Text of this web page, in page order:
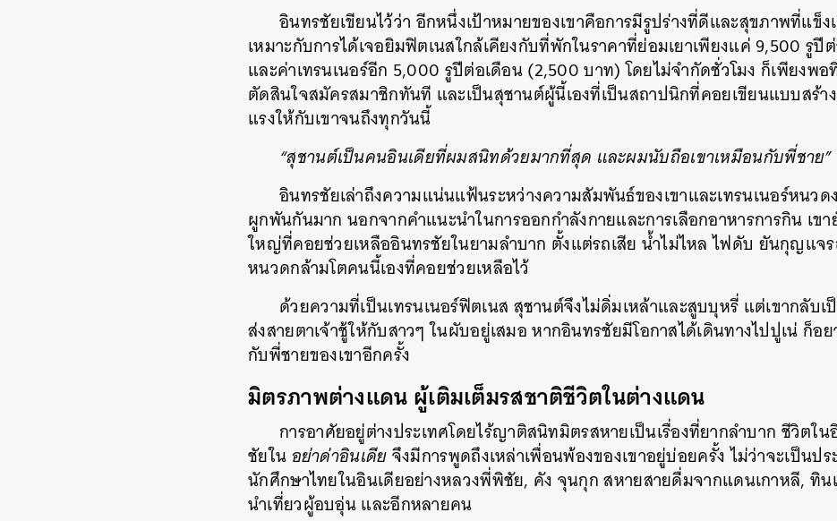
อินทรชัยเขียนไว้ว่า อีกหนึ่งเป้าหมายของเขาคือการมีรูปร่างที่ดีและสุขภาพที่แข็ง
เหมาะกับการได้เจอยิมฟิตเนสใกล้เคียงกับที่พักในราคาที่ย่อมเยาเพียงแค่ 9,500 รูปี
และค่าเทรนเนอร์อีก 5,000 รูปีต่อเดือน (2,500 บาท) โดยไม่จำกัดชั่วโมง ก็เพียงพอ
ตัดสินใจสมัครสมาชิกทันที และเป็นสุชานต์ผู้นี้เองที่เป็นสถาปนิกที่คอยเขียนแบบสร้า
แรงให้กับเขาจนถึงทุกวันนี้
“สุชานต์เป็นคนอินเดียที่ผมสนิทด้วยมากที่สุด และผมนับถือเขาเหมือนกับพี่ชาย”
อินทรชัยเล่าถึงความแน่นแฟ้นระหว่างความสัมพันธ์ของเขาและเทรนเนอร์หนว
ผูกพันกันมาก นอกจากคำแนะนำในการออกกำลังกายและการเลือกอาหารการกิน เข
ใหญ่ที่คอยช่วยเหลืออินทรชัยในยามลำบาก ตั้งแต่รถเสีย น้ำไม่ไหล ไฟดับ ยันกุญแจ
หนวดกล้ามโตคนนี้เองที่คอยช่วยเหลือไว้
ด้วยความที่เป็นเทรนเนอร์ฟิตเนส สุชานต์จึงไม่ดิ่มเหล้าและสูบบุหรี่ แต่เขากลับเ
ส่งสายตาเจ้าชู้ให้กับสาวๆ ในผับอยู่เสมอ หากอินทรชัยมีโอกาสได้เดินทางไปปูเน่ ก็อ
กับพี่ชายของเขาอีกครั้ง
มิตรภาพต่างแดน ผู้เติมเต็มรสชาติชีวิตในต่างแดน
การอาศัยอยู่ต่างประเทศโดยไร้ญาติสนิทมิตรสหายเป็นเรื่องที่ยากลำบาก ชีวิตใ
ชัยในอย่าด่าอินเดียจึงมีการพูดถึงเหล่าเพื่อนพ้องของเขาอยู่บ่อยครั้ง ไม่ว่าจะเป็นป
นักศึกษาไทยในอินเดียอย่างหลวงพี่พิชัย, คัง จุนกุก สหายสายดื่มจากแดนเกาหลี, ทิน
นำเที่ยวผู้อบอุ่น และอีกหลายคน
ค้นหา
SHARE TWEET